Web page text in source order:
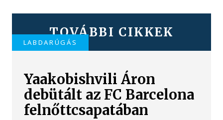
TOVÁBBI CIKKEK
LABDARÚGÁS
Yaakobishvili Áron
debütált az FC Barcelona
felnőttcsapatában